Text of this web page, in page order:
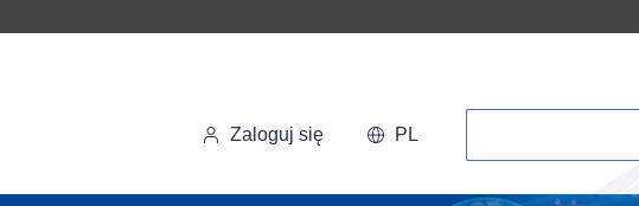
Zaloguj się PL